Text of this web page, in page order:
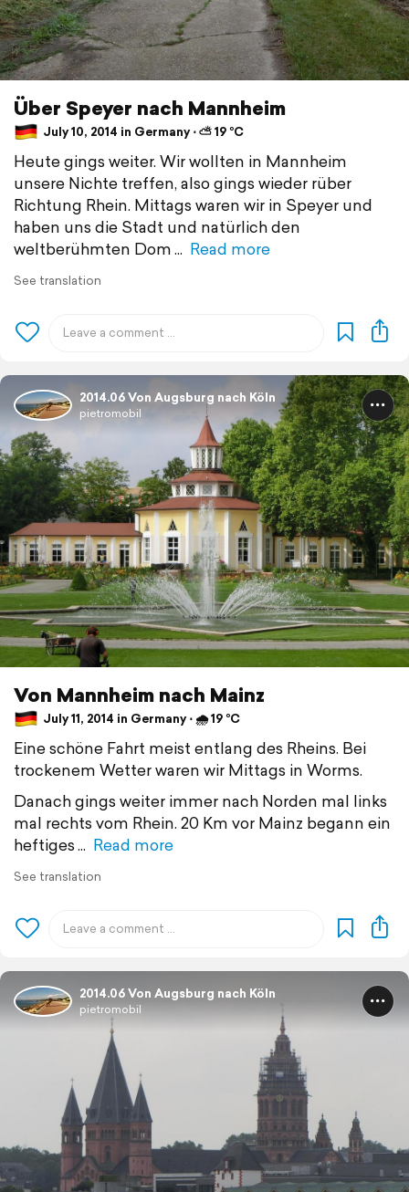
Über Speyer nach Mannheim
July 10, 2014 in Germany ⋅ ⛅ 19 °C
Heute gings weiter. Wir wollten in Mannheim
unsere Nichte treffen, also gings wieder rüber
Richtung Rhein. Mittags waren wir in Speyer und
haben uns die Stadt und natürlich den
weltberühmten Dom
Read more
See translation
2014.06 Von Augsburg nach Köln
pietromobil
Von Mannheim nach Mainz
July 11, 2014 in Germany ⋅ 🌧 19 °C
Eine schöne Fahrt meist entlang des Rheins. Bei
trockenem Wetter waren wir Mittags in Worms.
Danach gings weiter immer nach Norden mal links
mal rechts vom Rhein. 20 Km vor Mainz begann ein
heftiges
Read more
See translation
2014.06 Von Augsburg nach Köln
pietromobil